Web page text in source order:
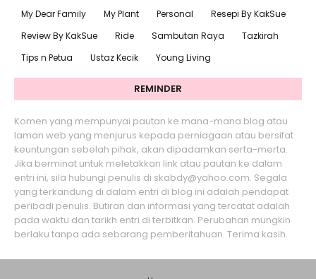
My Dear Family
My Plant Personal
Resepi By KakSue
Review By KakSue
Ride Sambutan Raya
Tazkirah
Tips n Petua
Ustaz Kecik Young Living
REMINDER
Komen yang mempunyai pautan ke mana-mana blog atau
laman web yang menjurus kepada perniagaan atau bersifat
keuntungan sebelah pihak, akan dipadamkan serta-merta.
Jika berminat untuk meletakkan link atau pautan ke dalam
entri ini, sila hubungi penulis di skabdy@yahoo.com. Segala
yang terkandung di dalam entri di blog ini adalah pendapat
peribadi penulis. Butiran dan informasi yang tercatat adalah
pada waktu dan tarikh entri di terbitkan. Perubahan mungkin
berlaku tanpa ada sebarang pemberitahuan. Terima kasih.